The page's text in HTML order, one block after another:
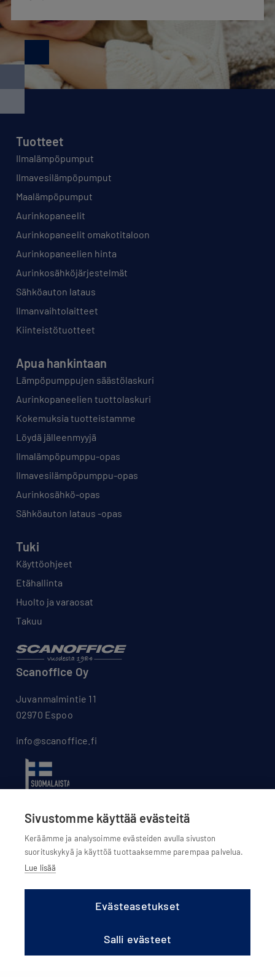
Tuotteet
Ilmalämpöpumput
Ilmavesilämpöpumput
Maalämpöpumput
Aurinkopaneelit
Aurinkopaneelit omakotitaloon
Aurinkopaneelien hinta
Aurinkosähköjärjestelmät
Sähköauton lataus
Ilmanvaihtolaitteet
Kiinteistötuotteet
Apua hankintaan
Lämpöpumppujen säästölaskuri
Aurinkopaneelien tuottolaskuri
Kokemuksia tuotteistamme
Löydä jälleenmyyjä
Ilmalämpöpumppu-opas
Ilmavesilämpöpumppu-opas
Aurinkosähkö-opas
Sähköauton lataus -opas
Tuki
Käyttöohjeet
Etähallinta
Huolto ja varaosat
Takuu
Scanoffice Oy
Juvanmalmintie 11
02970 Espoo
info@scanoffice.fi
Sivustomme käyttää evästeitä
Keräämme ja analysoimme evästeiden avulla sivuston
suorituskykyä ja käyttöä tuottaaksemme parempaa palvelua.
Lue lisää
Evästeasetukset
Salli evästeet